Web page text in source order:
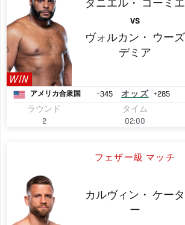
WIN
ダニエル・ コーミエ
VS
ヴォルカン・
ウーズ
デミア
アメリカ合衆国 -345 オッズ +285
ラウンド
2
タイム
02:00
フェザー級 マッチ
カルヴィン・
ケータ
ー